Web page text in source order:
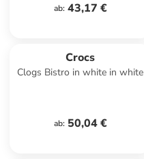
ab: 43,17 €
Crocs
Clogs Bistro in white in white
ab: 50,04 €